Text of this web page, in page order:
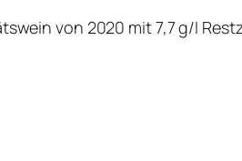
von 2020 mit 7,7 g/l